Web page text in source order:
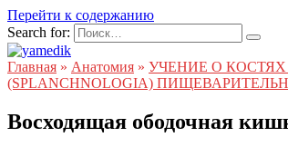
Перейти к содержанию
Search for:
Главная » Анатомия » УЧЕНИЕ О
(SPLANCHNOLOGIA)
Восходящая ободочная